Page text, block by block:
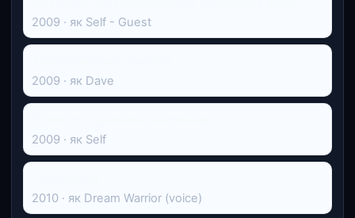
2009 · як Self - Guest
2009 · як Dave
2009 · як Self
2010 · як Dream Warrior (voice)